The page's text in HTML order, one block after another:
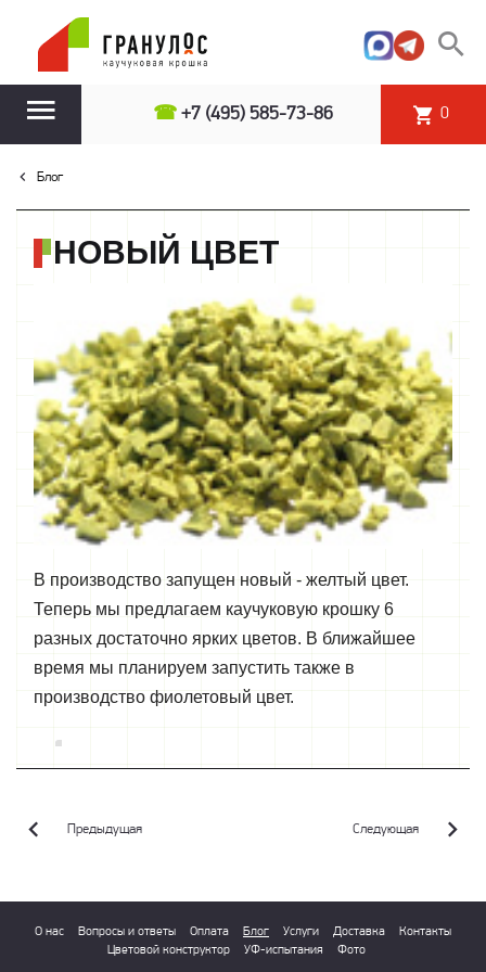
☎ +7 (495) 585-73-86 0
Блог
НОВЫЙ ЦВЕТ
В производство запущен новый - желтый цвет.
Теперь мы предлагаем каучуковую крошку 6
разных достаточно ярких цветов. В ближайшее
время мы планируем запустить также в
производство фиолетовый цвет.
Предыдущая Следующая
О нас Вопросы и ответы Оплата Блог Услуги Доставка
Контакты
Цветовой конструктор
УФ-испытания Фото